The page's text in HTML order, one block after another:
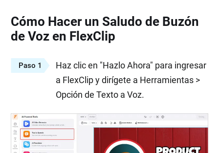
Cómo Hacer un Saludo de Buzón
de Voz en FlexClip
Paso 1
Haz clic en "Hazlo Ahora" para ingresar
a FlexClip y dirígete a Herramientas >
Opción de Texto a Voz.